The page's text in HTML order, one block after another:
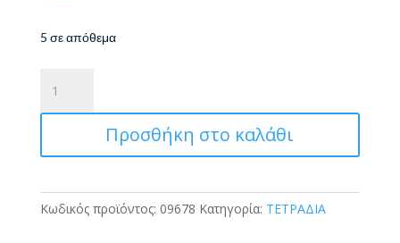
5 σε απόθεμα
ΣΠΙΡΑΛ
INTERDRUK
2
120
ΣΕΛΙΔΕΣ
Προσθήκη στο καλάθι
Κωδικός προϊόντος: 09678 Κατηγορία: ΤΕΤΡΑΔΙΑ